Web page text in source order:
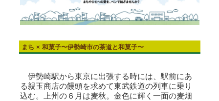
まち × 和菓子〜伊勢崎市の茶道と和菓子〜
伊勢崎駅から東京に出張する時には、駅前にあ
る親玉商店の饅頭を求めて東武鉄道の列車に乗り
込む。上州の６月は麦秋。金色に輝く一面の麦畑